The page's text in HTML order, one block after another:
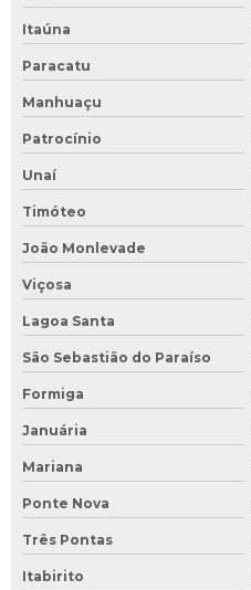
Itaúna
Paracatu
Manhuaçu
Patrocínio
Unaí
Timóteo
João Monlevade
Viçosa
Lagoa Santa
São Sebastião do Paraíso
Formiga
Januária
Mariana
Ponte Nova
Três Pontas
Itabirito